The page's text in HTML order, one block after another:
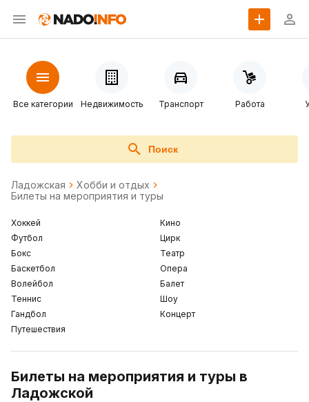
Все категории Недвижимость Транспорт Работа
Поиск
Ладожская
Хобби и отдых
Билеты на мероприятия и туры
Хоккей
Футбол
Бокс
Баскетбол
Волейбол
Теннис
Гандбол
Путешествия
Кино
Цирк
Театр
Опера
Балет
Шоу
Концерт
Билеты на мероприятия и туры в
Ладожской